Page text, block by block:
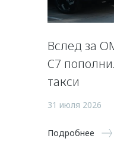
Вслед за
C7
такси
31 июля 2026
Подробнее